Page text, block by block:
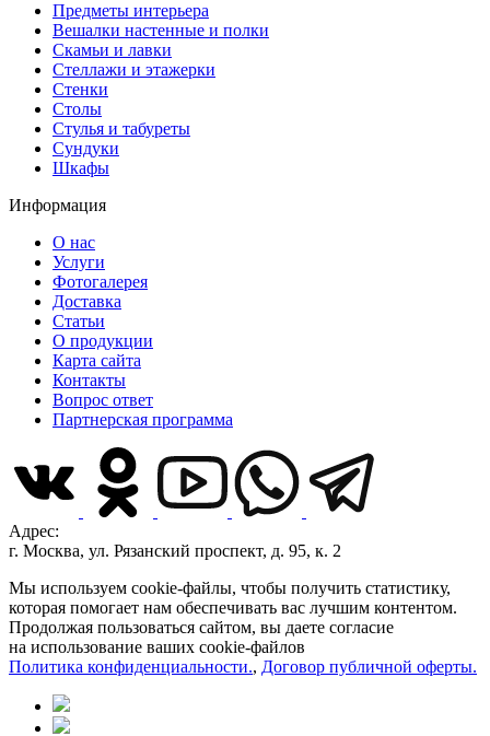
Предметы интерьера
Вешалки настенные и полки
Скамьи и лавки
Стеллажи и этажерки
Стенки
Столы
Стулья и табуреты
Сундуки
Шкафы
Информация
О нас
Услуги
Фотогалерея
Доставка
Статьи
О продукции
Карта сайта
Контакты
Вопрос ответ
Партнерская программа
Адрес:
г. Москва, ул. Рязанский проспект, д. 95, к. 2
Мы используем cookie-файлы, чтобы получить статистику,
которая помогает нам обеспечивать вас лучшим контентом.
Продолжая пользоваться сайтом, вы даете согласие
на использование ваших cookie-файлов
Политика конфиденциальности., Договор публичной оферты.